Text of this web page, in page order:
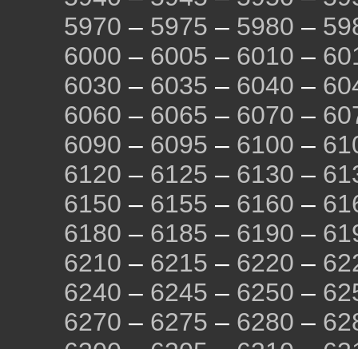
5970 – 5975 – 5980 –
6000 – 6005 – 6010 –
6030 – 6035 – 6040 –
6060 – 6065 – 6070 –
6090 – 6095 – 6100 –
6120 – 6125 – 6130 –
6150 – 6155 – 6160 –
6180 – 6185 – 6190 –
6210 – 6215 – 6220 –
6240 – 6245 – 6250 –
6270 – 6275 – 6280 –